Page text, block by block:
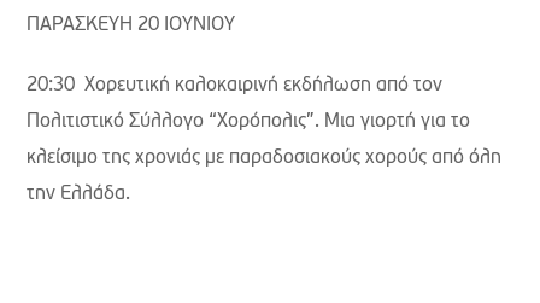
ΠΑΡΑΣΚΕΥΗ 20 ΙΟΥΝΙΟΥ
20:30 Χορευτική καλοκαιρινή εκδήλωση από τον
Πολιτιστικό Σύλλογο “Χορόπολις”. Μια γιορτή για το
κλείσιμο της χρονιάς με παραδοσιακούς χορούς από όλη
την Ελλάδα.